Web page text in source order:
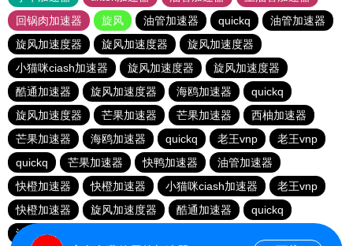
回锅肉加速器
旋风 油管加速器 quickq
油管加速器
旋风加速度器
旋风加速度器
旋风加速度器
小猫咪ciash加速器
旋风加速度器
旋风加速度器
酷通加速器
旋风加速度器 海鸥加速器
quickq
旋风加速度器
芒果加速器 芒果加速器
西柚加速器
芒果加速器
海鸥加速器 quickq 老王vnp
老王vnp
quickq
芒果加速器 快鸭加速器
油管加速器
快橙加速器
快橙加速器 小猫咪ciash加速器
老王vnp
快橙加速器
旋风加速度器 酷通加速器
quickq
油管加速器